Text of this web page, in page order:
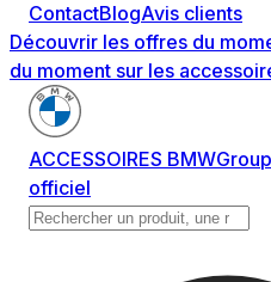
ContactBlogAvis clients
Découvrir les offres du
du moment sur les
ACCESSOIRES BMW
officiel